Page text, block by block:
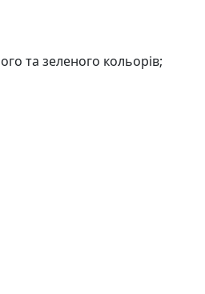
та зеленого кольорів;